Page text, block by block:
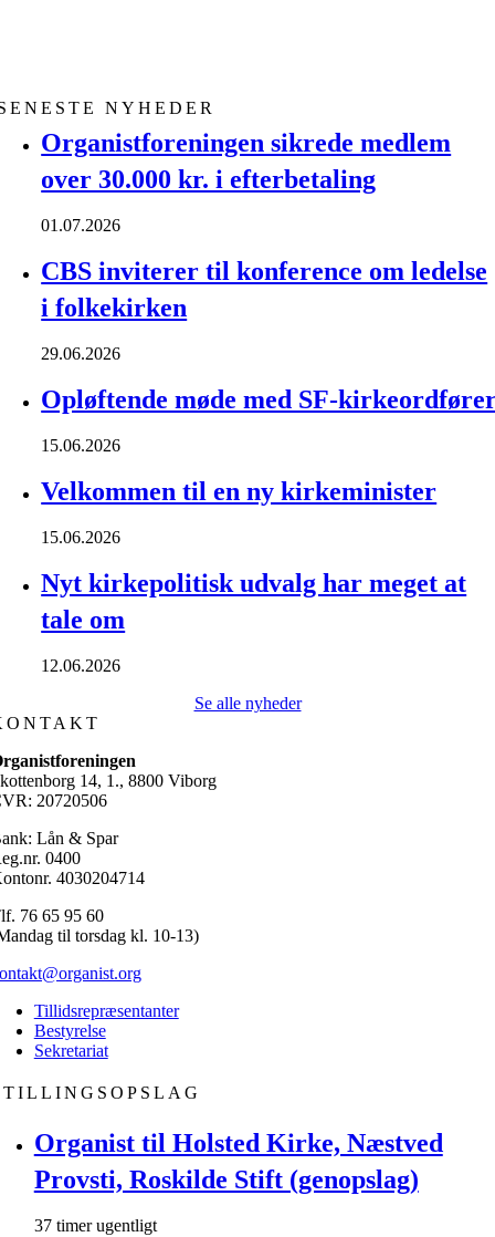
NYHEDER
Organistforeningen sikrede medlem
over 30.000 kr. i efterbetaling
01.07.2026
CBS inviterer til konference om ledelse
i folkekirken
29.06.2026
Opløftende møde med SF-
15.06.2026
Velkommen til en ny kirkeminister
15.06.2026
Nyt kirkepolitisk udvalg har meget at
tale om
12.06.2026
Se alle nyheder
14, 1., 8800 Viborg
20720506
Lån & Spar
0400
4030204714
76 65 95 60
til torsdag kl. 10-13)
Tillidsrepræsentanter
Bestyrelse
Sekretariat
Organist til Holsted Kirke, Næstved
Provsti, Roskilde Stift (genopslag)
37 timer ugentligt